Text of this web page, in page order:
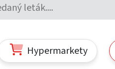
Hypermarkety